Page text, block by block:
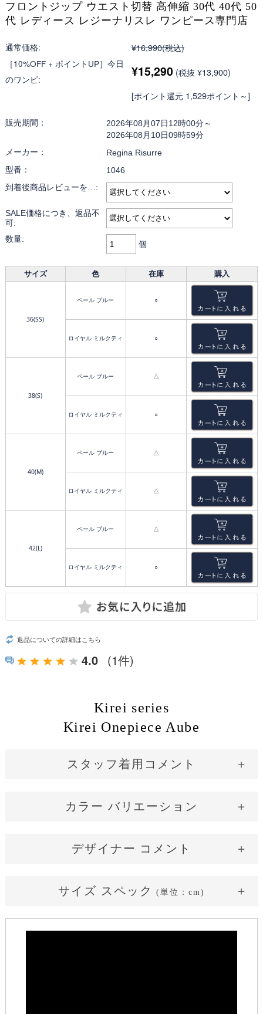
フロントジップ ウエスト切替 高伸縮 30代 40代 50
代 レディース レジーナリスレ ワンピース専門店
通常価格: ¥16,990(税込)
［10%OFF + ポイントUP］今日
のワンピ:
¥15,290 (税抜 ¥13,900)
[ポイント還元 1,529ポイント～]
販売期間：
2026年08月07日12時00分～
2026年08月10日09時59分
メーカー：
Regina Risurre
型番：
1046
到着後商品レビューを…:
SALE価格につき、返品不
可:
数量:
個
サイズ 色 在庫 購入
36(SS)
ペール ブルー ○
ロイヤル ミルクティ ○
38(S)
ペール ブルー △
ロイヤル ミルクティ ○
40(M)
ペール ブルー △
ロイヤル ミルクティ △
42(L)
ペール ブルー △
ロイヤル ミルクティ ○
返品についての詳細はこちら
4.0 (1件)
Kirei series
Kirei Onepiece Aube
スタッフ着用コメント
カラー バリエーション
デザイナー コメント
サイズ スペック (単位：cm)